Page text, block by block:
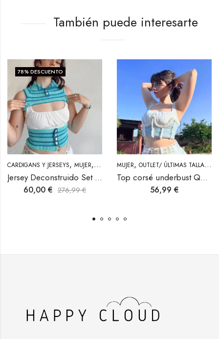
También puede interesarte
,TOPS
78% DESCUENTO
CARDIGANS Y JERSEYS, MUJER, OUTLET/ ÚLTIMAS TALLAS,TOPS
Jersey Deconstruido Set de tres piezas
60,00 € 276,99€
MUJER, OUTLET/ ÚLTIMAS TALLAS ,
Top corsé underbust Queen of Clouds en azul pastel
56,99 €